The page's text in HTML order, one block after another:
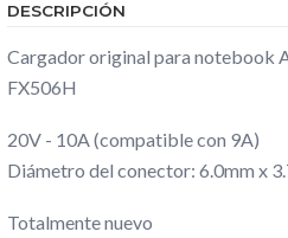
DESCRIPCIÓN
Cargador original para notebook
FX506H
20V - 10A (compatible con 9A)
Diámetro del conector: 6.0mm x
Totalmente nuevo